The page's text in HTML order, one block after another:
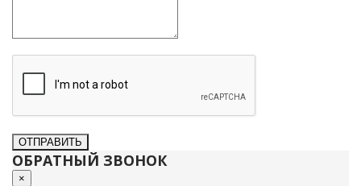
ОБРАТНЫЙ ЗВОНОК
×